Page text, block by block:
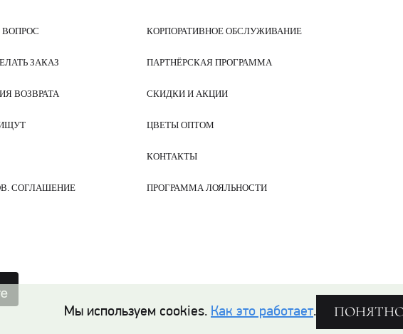
Мы используем cookies. Как это работает.
ВОПРОС
ЗАКАЗ
ВОЗВРАТА
СОГЛАШЕНИЕ
КОРПОРАТИВНОЕ ОБСЛУЖИВАНИЕ
ПАРТНЁРСКАЯ ПРОГРАММА
СКИДКИ И АКЦИИ
ЦВЕТЫ ОПТОМ
КОНТАКТЫ
ПРОГРАММА ЛОЯЛЬНОСТИ